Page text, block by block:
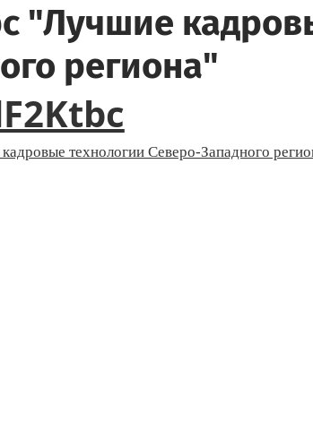
"Лучшие
региона"
технологии Северо-Западного